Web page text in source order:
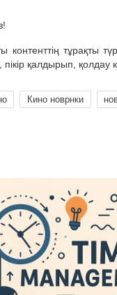
контенттің тұрақты
қалдырып, қолдау
Кино новрнки